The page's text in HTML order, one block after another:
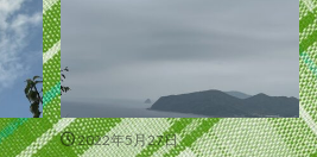
2022年5月27日